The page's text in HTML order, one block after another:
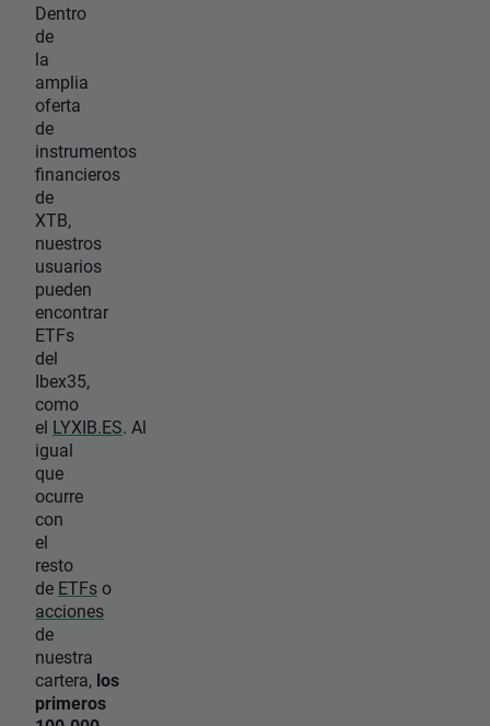
Dentro
de
la
amplia
oferta
de
instrumentos
financieros
de
XTB,
nuestros
usuarios
pueden
encontrar
ETFs
del
Ibex35,
como
el LYXIB.ES. Al
igual
que
ocurre
con
el
resto
de ETFso
acciones
de
nuestra
cartera, los
primeros